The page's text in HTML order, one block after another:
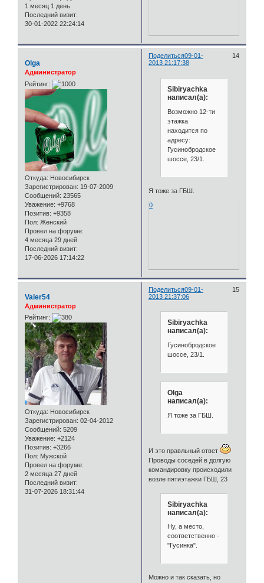
1 месяц 1 день
Последний визит:
30-01-2022 22:24:14
Поделиться 14
09-01-
2013 21:17:38
Olga
Администратор
Рейтинг:
Откуда: Новосибирск
Зарегистрирован: 19-07-2009
Сообщений: 23565
Уважение: +9768
Позитив: +9358
Пол: Женский
Провел на форуме:
4 месяца 29 дней
Последний визит:
17-06-2026 17:14:22
Sibiryachka
написал(а):
Возможно 12-ти
этажка
находится по
адресу:
Гусинобродское
шоссе, 23/1.
Я тоже за ГБШ.
0
Поделиться 15
09-01-
2013 21:37:06
Valer54
Администратор
Рейтинг:
Откуда: Новосибирск
Зарегистрирован: 02-04-2012
Сообщений: 5209
Уважение: +2124
Позитив: +3266
Пол: Мужской
Провел на форуме:
2 месяца 27 дней
Последний визит:
31-07-2026 18:31:44
Sibiryachka
написал(а):
Гусинобродское
шоссе, 23/1.
Olga
написал(а):
Я тоже за ГБШ.
И это правльный ответ
Проводы соседей в долгую
командировку происходили
возле пятиэтажки ГБШ, 23
Sibiryachka
написал(а):
Ну, а место,
соответственно -
"Гусинка".
Можно и так сказать, но